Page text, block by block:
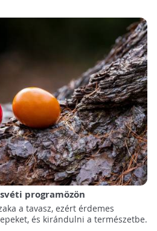
programözön
a tavasz, ezért érdemes
és kirándulni a természetbe.